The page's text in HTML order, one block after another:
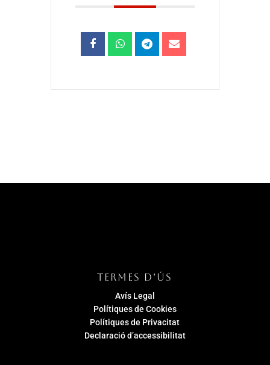
TERMES D’ÚS
Avís Legal
Polítiques de Cookies
Polítiques de Privacitat
Declaració d’accessibilitat